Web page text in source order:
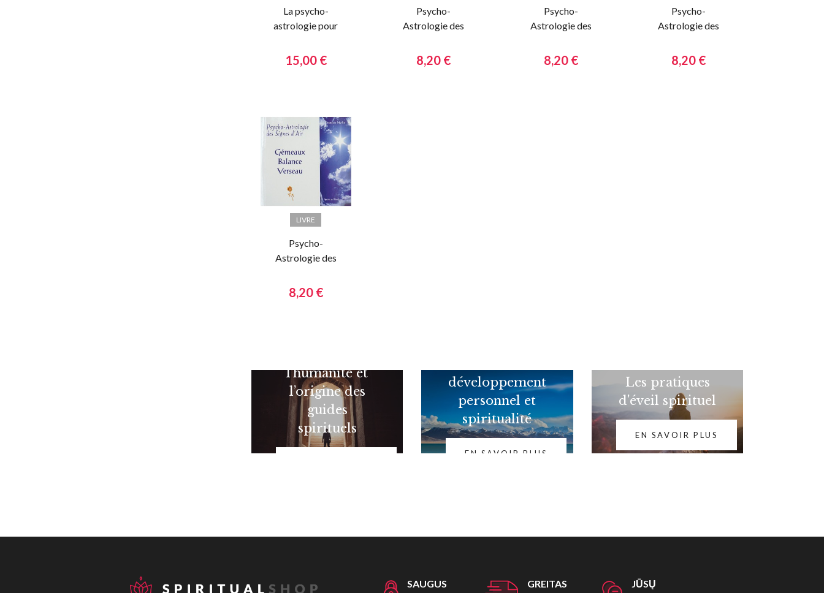
La psycho-
astrologie pour
des astres sur
notre vie
15,00 €
Psycho-
Astrologie des
8,20 €
Psycho-
Astrologie des
8,20 €
Psycho-
Astrologie des
8,20 €
LIVRE
Psycho-
Astrologie des
8,20 €
l’humanité et
l’origine des
guides
spirituels
développement
personnel et
spiritualité
EN SAVOIR PLUS
Les pratiques
d'éveil spirituel
EN SAVOIR PLUS
SAUGUS
GREITAS
JŪSŲ